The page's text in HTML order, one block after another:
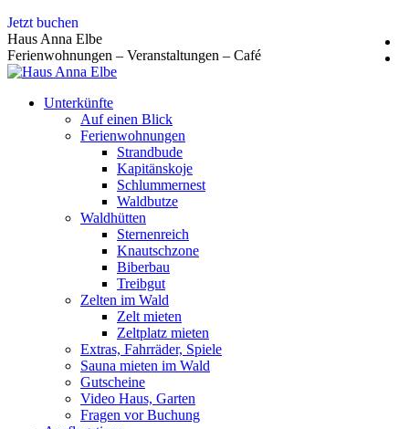
Zum
Inhalt
springen
Jetzt buchen
Haus Anna Elbe
Ferienwohnungen – Veranstaltungen – Café
Unterkünfte
Auf einen Blick
Ferienwohnungen
Strandbude
Kapitänskoje
Schlummernest
Waldbutze
Waldhütten
Sternenreich
Knautschzone
Biberbau
Treibgut
Zelten im Wald
Zelt mieten
Zeltplatz mieten
Extras, Fahrräder, Spiele
Sauna mieten im Wald
Gutscheine
Video Haus, Garten
Fragen vor Buchung